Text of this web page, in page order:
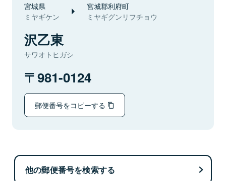
宮城県
ミヤギケン
宮城郡利府町
ミヤギグンリフチョウ
沢乙東
サワオトヒガシ
981-0124
郵便番号をコピーする
他の郵便番号を検索する